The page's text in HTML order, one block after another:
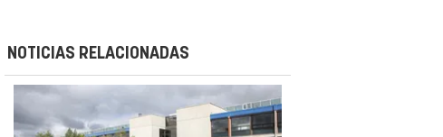
NOTICIAS RELACIONADAS